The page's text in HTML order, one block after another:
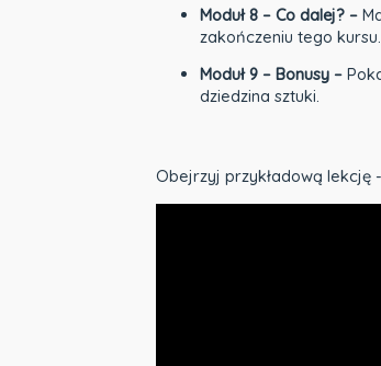
Moduł 8 – Co dalej? –
zakończeniu tego kursu.
Moduł 9 – Bonusy –
dziedzina sztuki.
Obejrzyj przykładową lekcję